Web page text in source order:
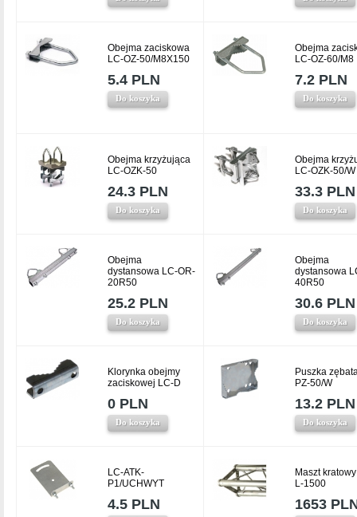
Obejma zaciskowa
LC-OZ-50/M8X150
5.4 PLN
Do koszyka
Obejma
LC-OZ-60/M8
7.2 PLN
Do koszyka
Obejma krzyżująca
LC-OZK-50
24.3 PLN
Do koszyka
Obejma
LC-OZK-50/W
33.3 PLN
Do koszyka
Obejma
dystansowa LC-OR-
20R50
25.2 PLN
Do koszyka
Obejma
dystansowa
40R50
30.6 PLN
Do koszyka
Klorynka obejmy
zaciskowej LC-D
0 PLN
Do koszyka
Puszka
PZ-50/W
13.2 PLN
Do koszyka
LC-ATK-
P1/UCHWYT
4.5 PLN
Maszt
L-1500
1653